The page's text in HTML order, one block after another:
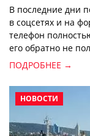
В последние дни
в соцсетях и на
телефон
его обратно не
заряжается,
«кирпич». Чаще
— iPhone Air,
ПОДРОБНЕЕ →
НОВОСТИ